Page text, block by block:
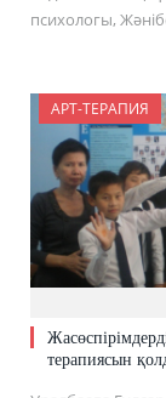
психологы,
АРТ-ТЕРАПИЯ
терапиясын